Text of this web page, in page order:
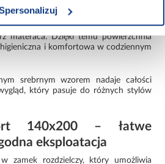
Jego struktura wspomaga
co pomaga ograniczyć
oraz zmniejsza ryzyko rozwoju
materaca. Dzięki temu powierzchnia
i komfortowa w codziennym
srebrnym wzorem nadaje całości
który pasuje do różnych stylów
140x200 – łatwe
eksploatacja
zamek rozdzielczy, który umożliwia